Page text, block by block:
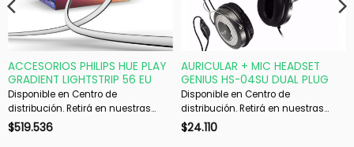
ACCESORIOS PHILIPS HUE PLAY
GRADIENT LIGHTSTRIP 56 EU
Disponible en Centro de
distribución. Retirá en nuestras
sucursales en 48 hs hábiles. Si es
$519.536
AURICULAR + MIC HEADSET
GENIUS HS-04SU DUAL PLUG
Disponible en Centro de
distribución. Retirá en nuestras
sucursales en 48 hs hábiles. Si es
$24.110